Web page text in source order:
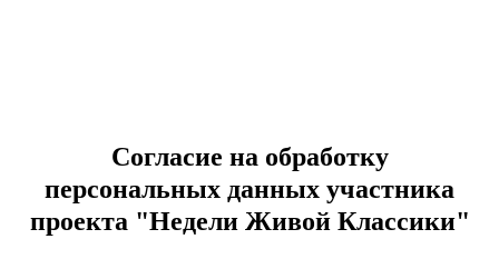
Согласие на обработку
персональных данных участника
проекта "Недели Живой Классики"